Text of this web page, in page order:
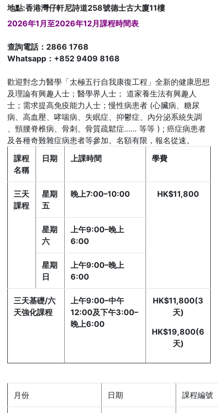
地點:香港灣仔軒尼詩道258號德士古大廈11樓
2026年1月至2026年12月課程時間表
查詢電話：2866 1768
Whatsapp：+852 9409 8168
歡迎對念力醫學「太極五行自我康復工程」全新的健康思想
及理論有興趣人士；醫學界人士； 道家養生法有興趣人
士；需求提高免疫能力人士；慢性病患者 (心臟病、糖尿
病、高血壓、哮喘病、失眠症、抑鬱症、內分泌系統失調
、頸腰脊椎病、骨刺、骨質疏鬆症…… 等等 ) ; 癌症病患者
及各種奇難雜症病患者等參加。名額有限，報名從速。
課程
名稱
日期 上課時間 學費
三天
課程
星期
五
晚上7:00–10:00 HK$11,800
星期
六
上午9:00–晚上
6:00
星期
日
上午9:00–晚上
6:00
三天基礎/六
天強化課程
上午9:00–中午
12:00及下午3:00–
晚上6:00
HK$11,800(3
天)
HK$19,800(6
天)
月份 日期 課程編號